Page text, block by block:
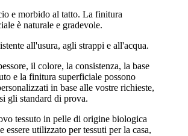
e morbido al tatto. La finitura
è naturale e gradevole.
all'usura, agli strappi e all'acqua.
il colore, la consistenza, la base
e la finitura superficiale possono
in base alle vostre richieste,
gli standard di prova.
tessuto in pelle di origine biologica
essere utilizzato per tessuti per la casa,